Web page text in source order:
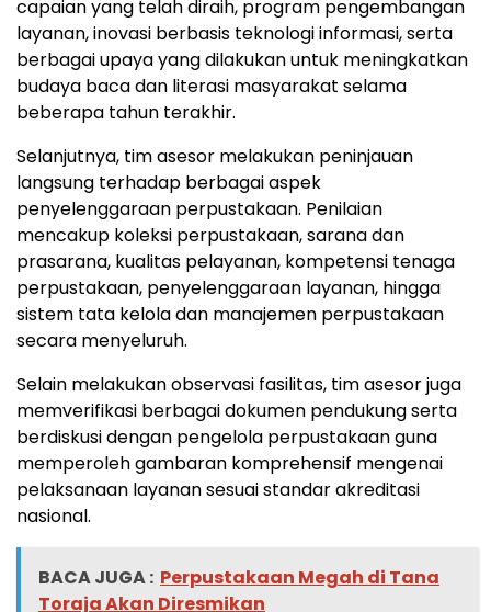
capaian yang telah diraih, program pengembangan
layanan, inovasi berbasis teknologi informasi, serta
berbagai upaya yang dilakukan untuk meningkatkan
budaya baca dan literasi masyarakat selama
beberapa tahun terakhir.
Selanjutnya, tim asesor melakukan peninjauan
langsung terhadap berbagai aspek
penyelenggaraan perpustakaan. Penilaian
mencakup koleksi perpustakaan, sarana dan
prasarana, kualitas pelayanan, kompetensi tenaga
perpustakaan, penyelenggaraan layanan, hingga
sistem tata kelola dan manajemen perpustakaan
secara menyeluruh.
Selain melakukan observasi fasilitas, tim asesor juga
memverifikasi berbagai dokumen pendukung serta
berdiskusi dengan pengelola perpustakaan guna
memperoleh gambaran komprehensif mengenai
pelaksanaan layanan sesuai standar akreditasi
nasional.
BACA JUGA : Perpustakaan Megah di Tana
Toraja Akan Diresmikan